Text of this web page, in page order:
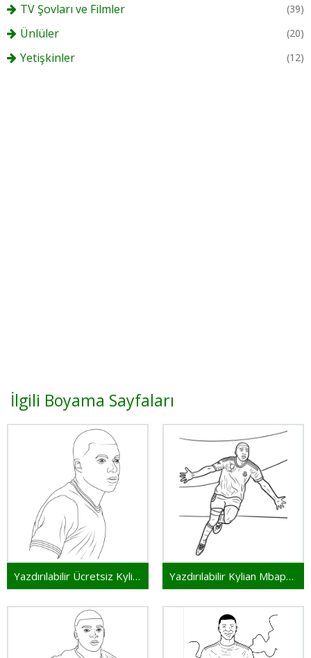
TV Şovları ve Filmler (39)
Ünlüler (20)
Yetişkinler (12)
İlgili Boyama Sayfaları
Yazdırılabilir Ücretsiz Kylian Mbappe Yazdırılabilir Kylian Mbappe